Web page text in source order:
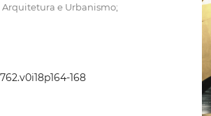
Arquitetura e Urbanismo;
168